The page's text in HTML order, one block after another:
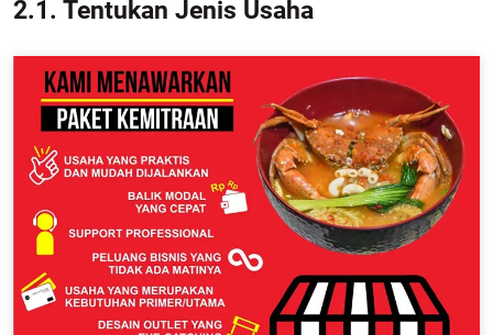
2.1. Tentukan Jenis Usaha